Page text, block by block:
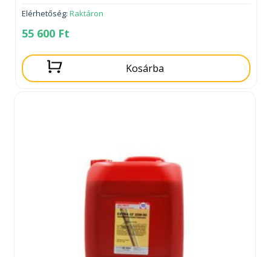
Elérhetőség: Raktáron
55 600 Ft
Kosárba